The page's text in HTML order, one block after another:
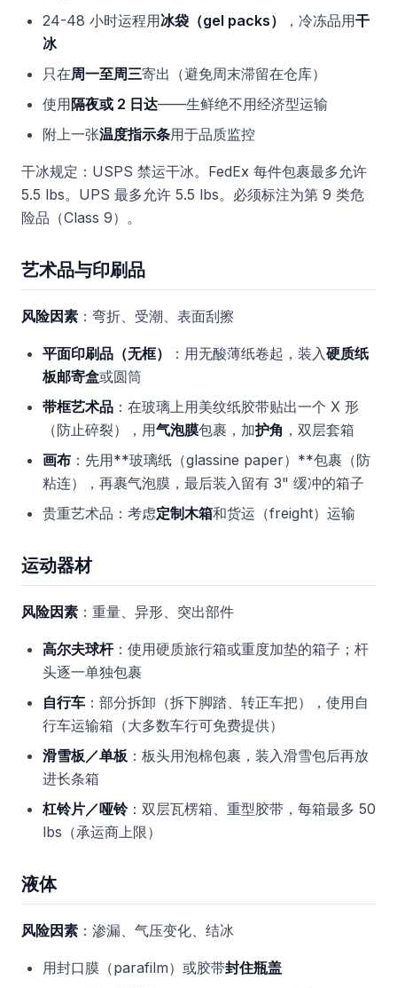
24-48 小时运程用冰袋（gel packs） ，冷冻品用干
冰
只在周一至周三寄出（避免周末滞留在仓库）
使用隔夜或 2 日达——生鲜绝不用经济型运输
附上一张温度指示条用于品质监控
干冰规定：USPS 禁运干冰。FedEx 每件包裹最多允许
5.5 lbs。UPS 最多允许 5.5 lbs。必须标注为第 9 类危
险品（Class 9）。
艺术品与印刷品
风险因素 ：弯折、受潮、表面刮擦
平面印刷品（无框） ：用无酸薄纸卷起，装入硬质纸
板邮寄盒或圆筒
带框艺术品 ：在玻璃上用美纹纸胶带贴出一个 X 形
（防止碎裂），用气泡膜包裹，加护角 ，双层套箱
画布 ：先用**玻璃纸（glassine paper）**包裹（防
粘连），再裹气泡膜，最后装入留有 3" 缓冲的箱子
贵重艺术品：考虑定制木箱和货运（freight）运输
运动器材
风险因素 ：重量、异形、突出部件
高尔夫球杆：使用硬质旅行箱或重度加垫的箱子；杆
头逐一单独包裹
自行车 ：部分拆卸（拆下脚踏、转正车把），使用自
行车运输箱（大多数车行可免费提供）
滑雪板／单板 ：板头用泡棉包裹，装入滑雪包后再放
进长条箱
杠铃片／哑铃：双层瓦楞箱、重型胶带，每箱最多 50
lbs（承运商上限）
液体
风险因素 ：渗漏、气压变化、结冰
用封口膜（parafilm）或胶带封住瓶盖